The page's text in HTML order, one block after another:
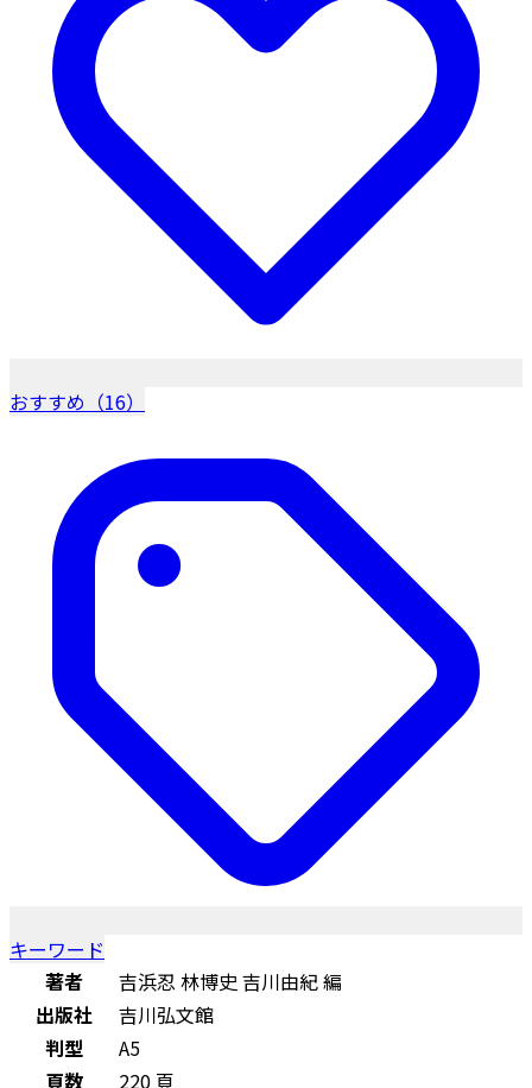
おすすめ（16）
キーワード
著者
吉浜忍 林博史 吉川由紀 編
出版社
吉川弘文館
判型
A5
頁数
220 頁